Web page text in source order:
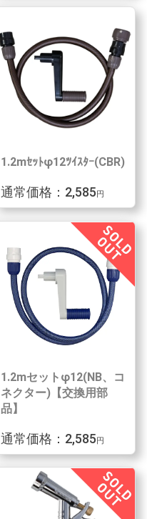
1.2mｾｯﾄφ12ﾂｲｽﾀｰ(CBR)
通常価格：2,585 円
1.2mセットφ12(NB、コ
ネクター)【交換用部
品】
通常価格：2,585円